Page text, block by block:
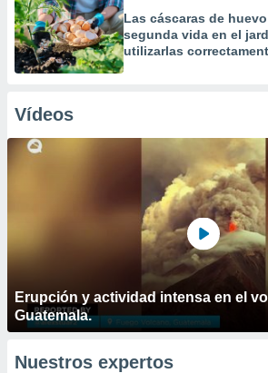
Las cáscaras de
segunda vida en el
utilizarlas
Vídeos
Erupción y actividad intensa en el
Guatemala.
Nuestros expertos